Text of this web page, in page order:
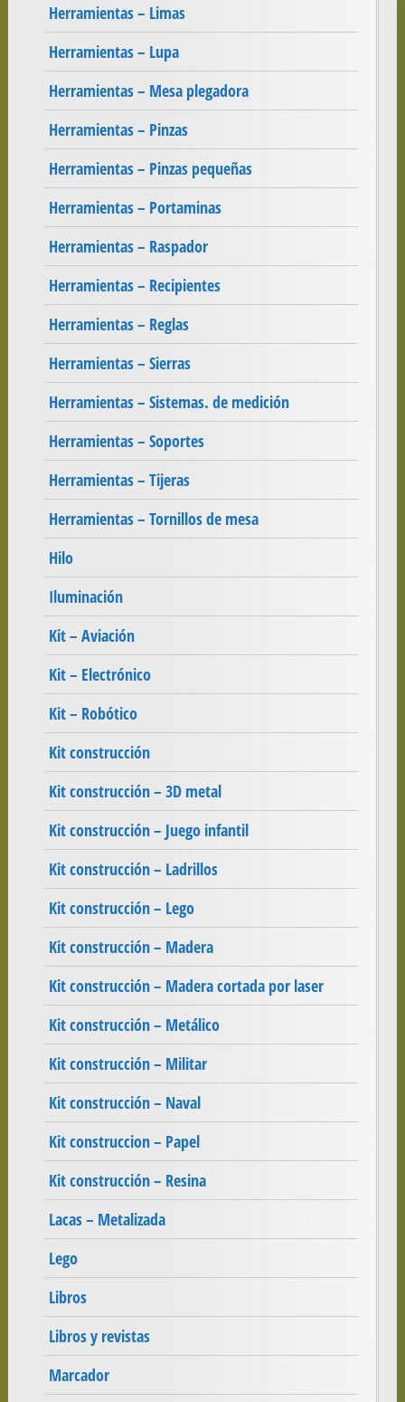
Herramientas – Limas
Herramientas – Lupa
Herramientas – Mesa plegadora
Herramientas – Pinzas
Herramientas – Pinzas pequeñas
Herramientas – Portaminas
Herramientas – Raspador
Herramientas – Recipientes
Herramientas – Reglas
Herramientas – Sierras
Herramientas – Sistemas. de medición
Herramientas – Soportes
Herramientas – Tijeras
Herramientas – Tornillos de mesa
Hilo
Iluminación
Kit – Aviación
Kit – Electrónico
Kit – Robótico
Kit construcción
Kit construcción – 3D metal
Kit construcción – Juego infantil
Kit construcción – Ladrillos
Kit construcción – Lego
Kit construcción – Madera
Kit construcción – Madera cortada por laser
Kit construcción – Metálico
Kit construcción – Militar
Kit construcción – Naval
Kit construccion – Papel
Kit construcción – Resina
Lacas – Metalizada
Lego
Libros
Libros y revistas
Marcador